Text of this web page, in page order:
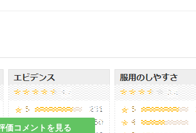
価コメントを見る